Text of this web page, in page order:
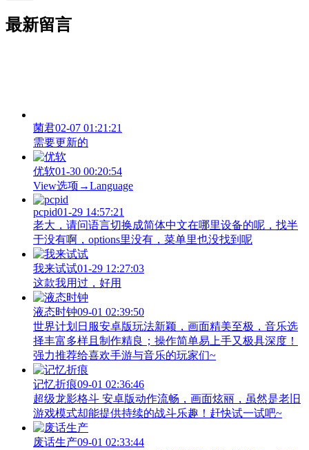
最新留言
菌君02-07 01:21:21
需要更新的
优软01-30 00:20:54
View‌选项→Language
pcpid01-29 14:57:21
老大，请问语言切换成简体中文在哪里设备的呢，找半
于没有啊，options里没有，菜单里也没找到呢
我来试试01-29 12:27:03
这款我用过，好用
液态时钟09-01 02:39:50
世界计划日服安卓版玩法新颖，画面精美至极，音乐选
择丰富多样且制作精良；操作简单易上手又极具深度！
强力推荐给喜欢手游与音乐的玩家们~
记忆折痕09-01 02:36:46
超级龙影格斗 安卓版动作流畅，画面炫丽，虽然是老旧
游戏模式却能提供持续的战斗乐趣！赶快试一试吧~
废话生产09-01 02:33:44